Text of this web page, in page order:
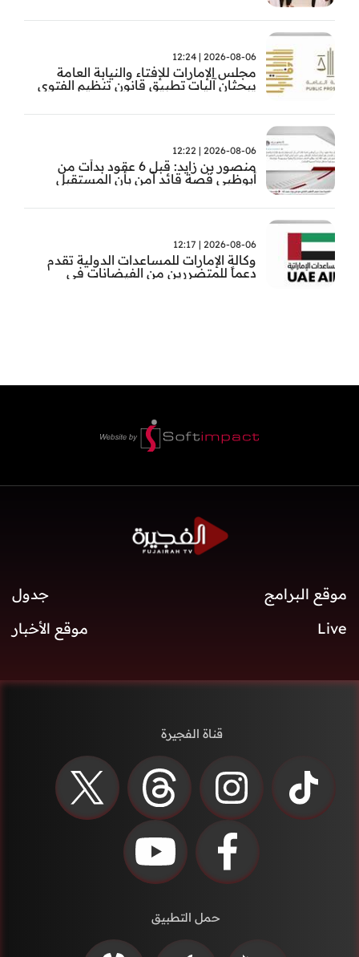
مستشفى المقاصد
2026-08-06 | 12:24
مجلس الإمارات للإفتاء والنيابة العامة
يبحثان آليات تطبيق قانون تنظيم الفتوى
2026-08-06 | 12:22
منصور بن زايد: قبل 6 عقود بدأت من
أبوظبي قصة قائد آمن بأن المستقبل
2026-08-06 | 12:17
وكالة الإمارات للمساعدات الدولية تقدم
دعماً للمتضررين من الفيضانات في
موقع البرامج
جدول
Live
موقع الأخبار
قناة الفجيرة
حمل التطبيق